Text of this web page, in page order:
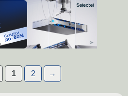
1 2 →